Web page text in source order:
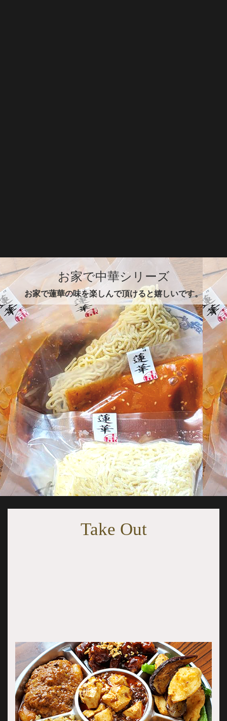
お家で中華シリーズ
お家で蓮華の味を楽しんで頂けると嬉しいです。
お家で中華セット
・蓮華ジューシー餃子 10個入
・正宗汁なし担々麺 2食付き
・正宗担々麺 2食付き
￥4,950
お家で蓮華セット
・陳麻婆豆腐の素 2回分
・正宗汁なし担々麺 2食付き
・正宗担々麺 2食付き
￥4,950
Take Out